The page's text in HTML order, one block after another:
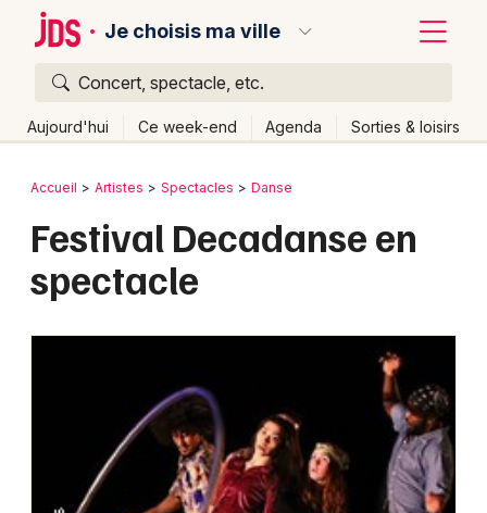
Je choisis ma ville
Concert, spectacle, etc.
Aujourd'hui Ce week-end Agenda Sorties & loisirs
Publier un événement
Manifestations
Foires & salons
Bordeaux
Colmar
Mulhouse
Montpellier
Retour
Accueil Artistes Spectacles Danse
Festival Decadanse en
spectacle
Quoi ?
Où ?
Quand ?
Aujourd'hui
Demain